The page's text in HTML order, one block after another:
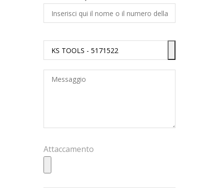
Attaccamento